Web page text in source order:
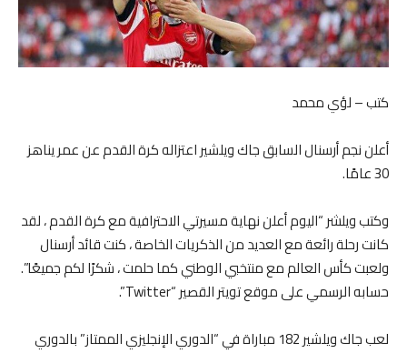
كتب – لؤي محمد
أعلن نجم أرسنال السابق جاك ويلشير اعتزاله كرة القدم عن عمر يناهز
30 عامًا.
وكتب ويلشر “اليوم أعلن نهاية مسيرتي الاحترافية مع كرة القدم ، لقد
كانت رحلة رائعة مع العديد من الذكريات الخاصة ، كنت قائد أرسنال
ولعبت كأس العالم مع منتخبي الوطني كما حلمت ، شكرًا لكم جميعًا”.
حسابه الرسمي على موقع تويتر القصير “Twitter”.
لعب جاك ويلشير 182 مباراة في “الدوري الإنجليزي الممتاز” بالدوري